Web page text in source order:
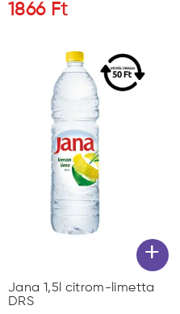
1866Ft
+
Jana 1,5l citrom-limetta
DRS